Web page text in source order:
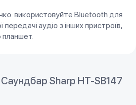
використовуйте Bluetooth для
аудіо з інших пристроїв,
планшет.
Саундбар Sharp HT-SB147